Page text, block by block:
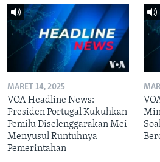
MARET 14, 2025
VOA Headline News:
Presiden Portugal Kukuhkan
Pemilu Diselenggarakan Mei
Menyusul Runtuhnya
Pemerintahan